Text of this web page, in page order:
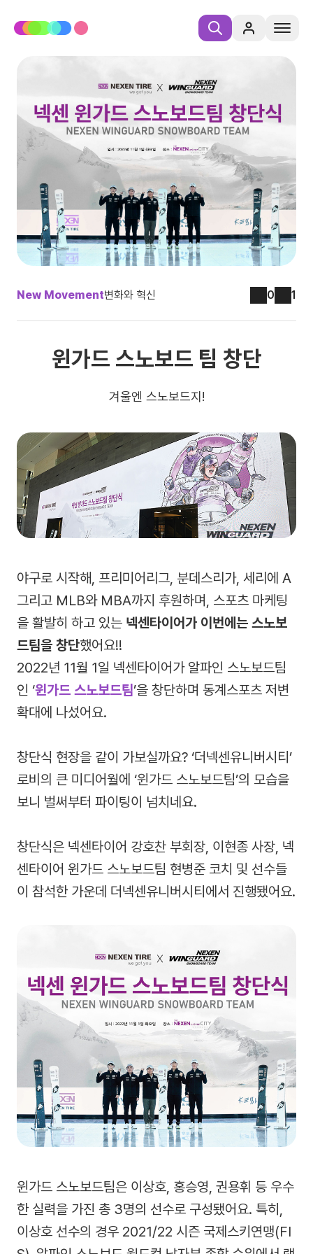
New Movement변화와 혁신 0 1
윈가드 스노보드 팀 창단
겨울엔 스노보드지!
야구로 시작해, 프리미어리그, 분데스리가, 세리에 A
그리고 MLB와 MBA까지 후원하며, 스포츠 마케팅
을 활발히 하고 있는 넥센타이어가 이번에는 스노보
드팀을 창단했어요!!
2022년 11월 1일 넥센타이어가 알파인 스노보드팀
인 ‘윈가드 스노보드팀’을 창단하며 동계스포츠 저변
확대에 나섰어요.
창단식 현장을 같이 가보실까요? ‘더넥센유니버시티’
로비의 큰 미디어월에 ‘윈가드 스노보드팀’의 모습을
보니 벌써부터 파이팅이 넘치네요.
창단식은 넥센타이어 강호찬 부회장, 이현종 사장, 넥
센타이어 윈가드 스노보드팀 현병준 코치 및 선수들
이 참석한 가운데 더넥센유니버시티에서 진행됐어요.
윈가드 스노보드팀은 이상호, 홍승영, 권용휘 등 우수
한 실력을 가진 총 3명의 선수로 구성됐어요. 특히,
이상호 선수의 경우 2021/22 시즌 국제스키연맹(FI